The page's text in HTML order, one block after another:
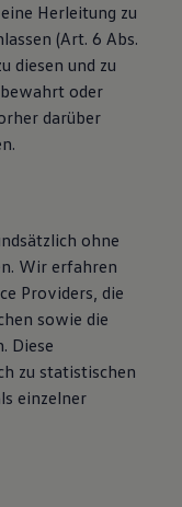
Herleitung zu
(Art. 6 Abs.
diesen und zu
oder
darüber
ohne
Wir erfahren
Providers, die
sowie die
Diese
zu statistischen
einzelner